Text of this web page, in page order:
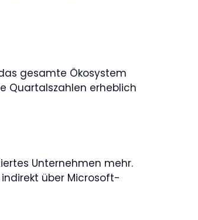
gesamte Ökosystem
Quartalszahlen erheblich
Unternehmen mehr.
über Microsoft-